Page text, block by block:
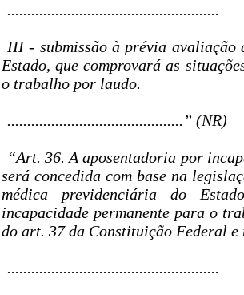
.....................................................
III - submissão à prévia
Estado, que comprovará as
o trabalho por laudo.
............................................” (NR)
“Art. 36. A aposentadoria por
será concedida com base na
médica previdenciária do
incapacidade permanente para o
do art. 37 da Constituição Federal
.....................................................